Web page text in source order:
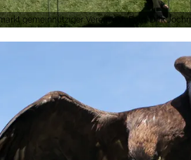
gemeinnütziger Verein e.V., Foto: Dirk